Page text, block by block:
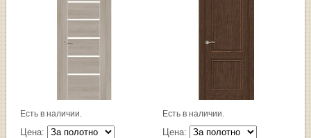
Есть в наличии.
Цена:
Есть в наличии.
Цена: